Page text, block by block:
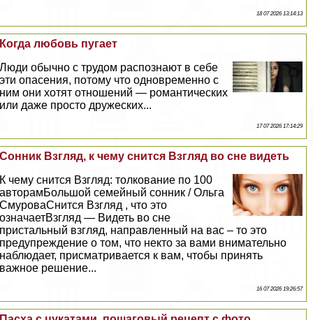
18 07 2026 13:14:13
Когда любовь пугает
Люди обычно с трудом распознают в себе
эти опасения, потому что одновременно с
ним они хотят отношений — романтических
или даже просто дружеских...
17 07 2026 17:14:29
Сонник Взгляд, к чему снится Взгляд во сне видеть
К чему снится Взгляд: толкование по 100
авторамБольшой семейный сонник / Ольга
СмуроваСнится Взгляд , что это
означаетВзгляд — Видеть во сне
пристальный взгляд, направленный на вас – то это
предупреждение о том, что некто за вами внимательно
наблюдает, присматривается к вам, чтобы принять
важное решение...
16 07 2026 19:26:57